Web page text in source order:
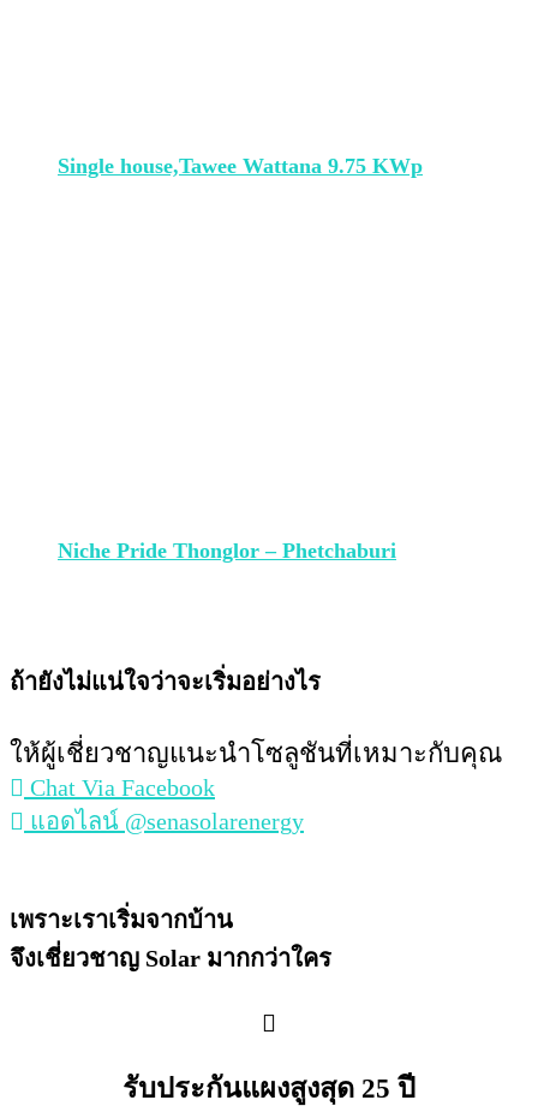
Single house,Tawee Wattana 9.75 KWp
Niche Pride Thonglor – Phetchaburi
ถ้ายังไม่แน่ใจว่าจะเริ่มอย่างไร
ให้ผู้เชี่ยวชาญแนะนำโซลูชันที่เหมาะกับคุณ
Chat Via Facebook
แอดไลน์ @senasolarenergy
เพราะเราเริ่มจากบ้าน
จึงเชี่ยวชาญ Solar มากกว่าใคร
รับประกันแผงสูงสุด 25 ปี